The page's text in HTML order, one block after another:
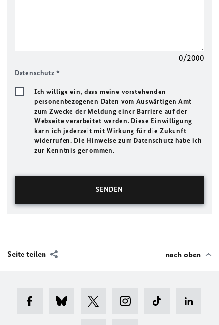
0/2000
Datenschutz*
Ich willige ein, dass meine vorstehenden
personenbezogenen Daten vom Auswärtigen Amt
zum Zwecke der Meldung einer Barriere auf der
Webseite verarbeitet werden. Diese Einwilligung
kann ich jederzeit mit Wirkung für die Zukunft
widerrufen. Die Hinweise zum Datenschutz habe ich
zur Kenntnis genommen.
Seite teilen nach oben